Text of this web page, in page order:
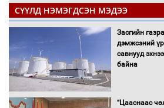
СҮҮЛД НЭМЭГДСЭН МЭДЭЭ
Засгийн
дэмжсэний
савнууд
байна
“Цааснаас